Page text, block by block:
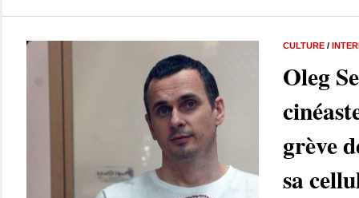
CULTURE/
Oleg
grève
sa